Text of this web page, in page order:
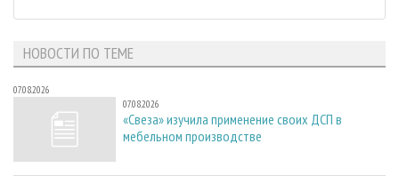
НОВОСТИ ПО ТЕМЕ
07.08.2026
07.08.2026
«Свеза» изучила применение своих ДСП в
мебельном производстве